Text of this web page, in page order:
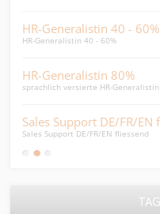
HR-Generalistin 40 - 60%
HR-Generalistin 40 - 60%
HR-Generalistin 80%
sprachlich versierte HR-Generalistin
Sales Support DE/FR/EN
Sales Support DE/FR/EN fliessend